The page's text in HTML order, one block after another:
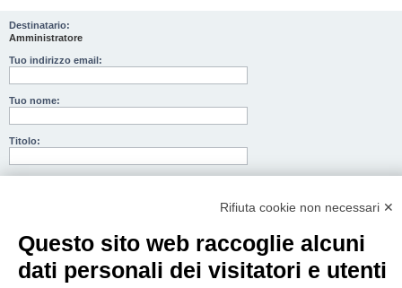
Destinatario:
Amministratore
Tuo indirizzo email:
Tuo nome:
Titolo:
BBCode. L’indirizzo di risposta sarà il tuo indirizzo email.Rifiuta cookie non necessari ✕
Questo sito web raccoglie alcuni
dati personali dei visitatori e utenti